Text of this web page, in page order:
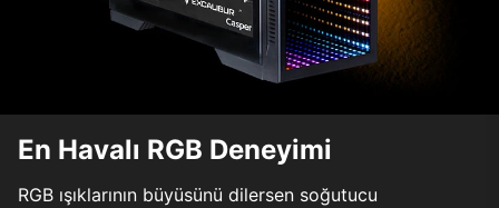
En Havalı RGB Deneyimi
RGB ışıklarının büyüsünü dilersen soğutucu